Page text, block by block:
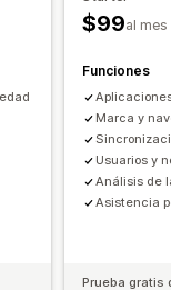
$99al mes
Funciones
Marca y
Usuarios y
Análisis de
Asistencia
Prueba gratis